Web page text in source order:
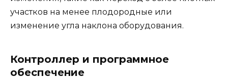
участков на менее плодородные или
изменение угла наклона оборудования.
Контроллер и программное
обеспечение